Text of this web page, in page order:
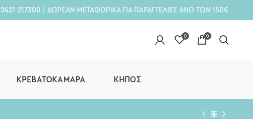
2421 217300 | ΔΩΡΕΑΝ ΜΕΤΑΦΟΡΙΚΑ ΓΙΑ ΠΑΡΑΓΓΕΛΙΕΣ ΑΝΩ ΤΩΝ 150€
0 0
ΚΡΕΒΑΤΟΚΆΜΑΡΑ ΚΉΠΟΣ